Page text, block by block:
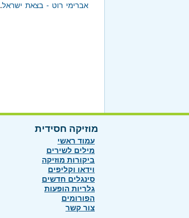
אברימי רוט - בצאת ישראל.
מוזיקה חסידית
עמוד ראשי
מילים לשירים
ביקורות מוזיקה
וידאו וקליפים
סינגלים חדשים
גלריות הופעות
הפורומים
צור קשר